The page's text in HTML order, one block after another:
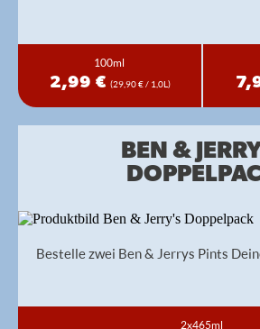
100ml
2,99 € (29,90 € / 1,0L)
BEN &
Bestelle zwei Ben & Jerrys Pints
2x465ml